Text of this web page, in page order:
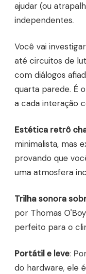
ajudar (ou
independentes.
Você vai
até circuitos de
com diálogos
quarta parede. É
a cada interação
Estética retrô
minimalista, mas
provando que
uma atmosfera
Trilha sonora
por Thomas
perfeito para o
Portátil e leve:
do hardware, ele